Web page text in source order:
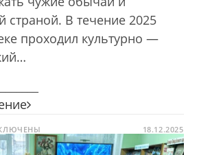
страной. В течение 2025
проходил культурно —
Встречи,
и
дружба
18.12.2025